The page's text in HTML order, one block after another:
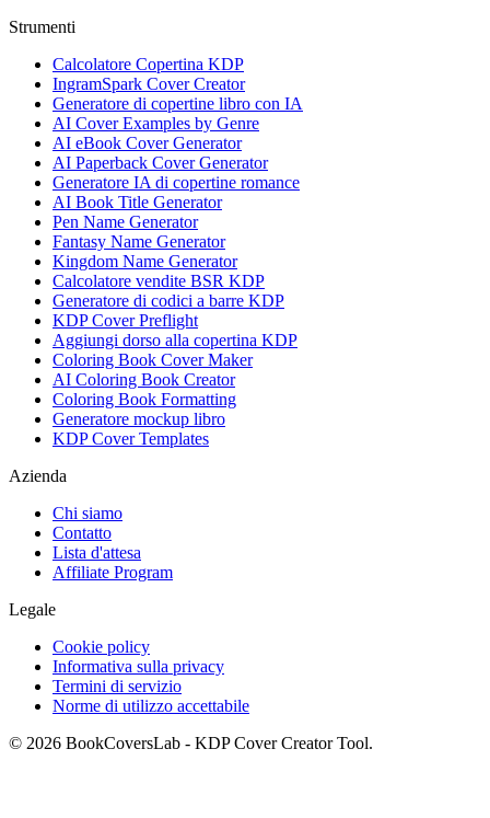
Strumenti
Calcolatore Copertina KDP
IngramSpark Cover Creator
Generatore di copertine libro con IA
AI Cover Examples by Genre
AI eBook Cover Generator
AI Paperback Cover Generator
Generatore IA di copertine romance
AI Book Title Generator
Pen Name Generator
Fantasy Name Generator
Kingdom Name Generator
Calcolatore vendite BSR KDP
Generatore di codici a barre KDP
KDP Cover Preflight
Aggiungi dorso alla copertina KDP
Coloring Book Cover Maker
AI Coloring Book Creator
Coloring Book Formatting
Generatore mockup libro
KDP Cover Templates
Azienda
Chi siamo
Contatto
Lista d'attesa
Affiliate Program
Legale
Cookie policy
Informativa sulla privacy
Termini di servizio
Norme di utilizzo accettabile
© 2026 BookCoversLab - KDP Cover Creator Tool.